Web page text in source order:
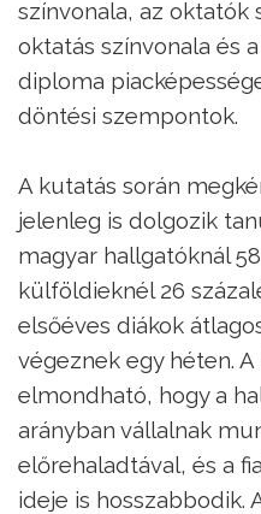
színvonala, az oktatók
oktatás színvonala és
diploma
döntési szempontok.
A kutatás során
jelenleg is dolgozik
magyar hallgatóknál
külföldieknél 26
elsőéves diákok
végeznek egy héten.
elmondható, hogy a
arányban vállalnak
előrehaladtával, és a
ideje is hosszabbodik.